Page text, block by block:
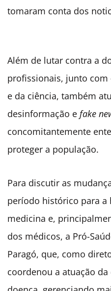
tomaram conta dos
Além de lutar contra a
profissionais, junto com
e da ciência, também
desinformação e fake
concomitantemente
proteger a população.
Para discutir as
período histórico para a
medicina e,
dos médicos, a Pró-
Paragó, que, como
coordenou a atuação